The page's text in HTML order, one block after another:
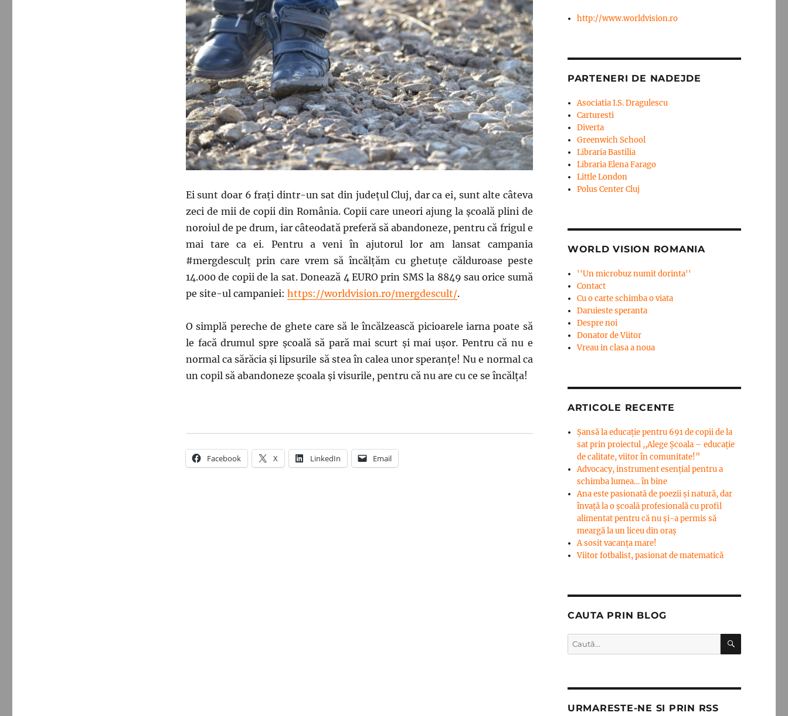
Ei sunt doar 6 frați dintr-un sat din județul Cluj, dar ca ei, sunt alte câteva
zeci de mii de copii din România. Copii care uneori ajung la școală plini de
noroiul de pe drum, iar câteodată preferă să abandoneze, pentru că frigul e
mai tare ca ei. Pentru a veni în ajutorul lor am lansat campania
#mergdesculţ prin care vrem să încălţăm cu ghetuţe călduroase peste
14.000 de copii de la sat. Donează 4 EURO prin SMS la 8849 sau orice sumă
pe site-ul campaniei: https://worldvision.ro/mergdescult/.
O simplă pereche de ghete care să le încălzească picioarele iarna poate să
le facă drumul spre școală să pară mai scurt și mai ușor. Pentru că nu e
normal ca sărăcia și lipsurile să stea în calea unor speranțe! Nu e normal ca
un copil să abandoneze școala și visurile, pentru că nu are cu ce se încălța!
Facebook X LinkedIn Email
http://www.worldvision.ro
PARTENERI DE NADEJDE
Asociatia I.S. Dragulescu
Carturesti
Diverta
Greenwich School
Libraria Bastilia
Libraria Elena Farago
Little London
Polus Center Cluj
WORLD VISION ROMANIA
''Un microbuz numit dorinta''
Contact
Cu o carte schimba o viata
Daruieste speranta
Despre noi
Donator de Viitor
Vreau in clasa a noua
ARTICOLE RECENTE
Șansă la educație pentru 691 de copii de la
sat prin proiectul ,,Alege Școala – educație
de calitate, viitor în comunitate!”
Advocacy, instrument esenţial pentru a
schimba lumea… în bine
Ana este pasionată de poezii și natură, dar
învață la o școală profesională cu profil
alimentat pentru că nu și-a permis să
meargă la un liceu din oraș
A sosit vacanța mare!
Viitor fotbalist, pasionat de matematică
CAUTA PRIN BLOG
Caută
după:
CĂUTARE
URMARESTE-NE SI PRIN RSS